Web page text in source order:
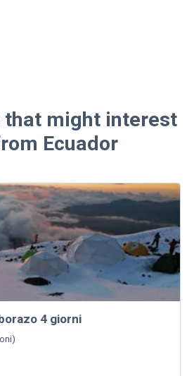
that might interest
Ecuador
4 giorni
)